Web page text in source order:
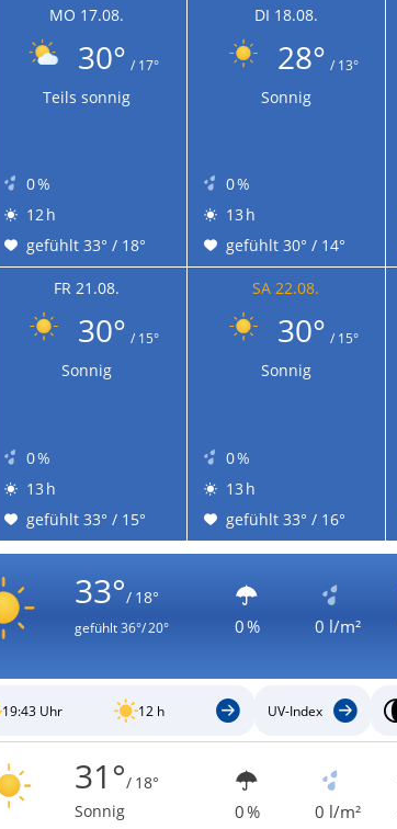
MO 17.08.
30° / 17°
Teils sonnig
0 %
12 h
gefühlt 33° / 18°
DI 18.08.
28° / 13°
Sonnig
0 %
13 h
gefühlt 30° / 14°
FR 21.08.
30° / 15°
Sonnig
0 %
13 h
gefühlt 33° / 15°
SA 22.08.
30° / 15°
Sonnig
0 %
13 h
gefühlt 33° / 16°
33°/ 18°
gefühlt36°/ 20° 0 % 0 l/m²
19:43 Uhr 12 h UV-Index
31°/ 18°
Sonnig
0 % 0 l/m²